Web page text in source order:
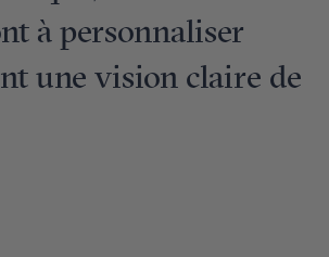
à personnaliser
une vision claire de